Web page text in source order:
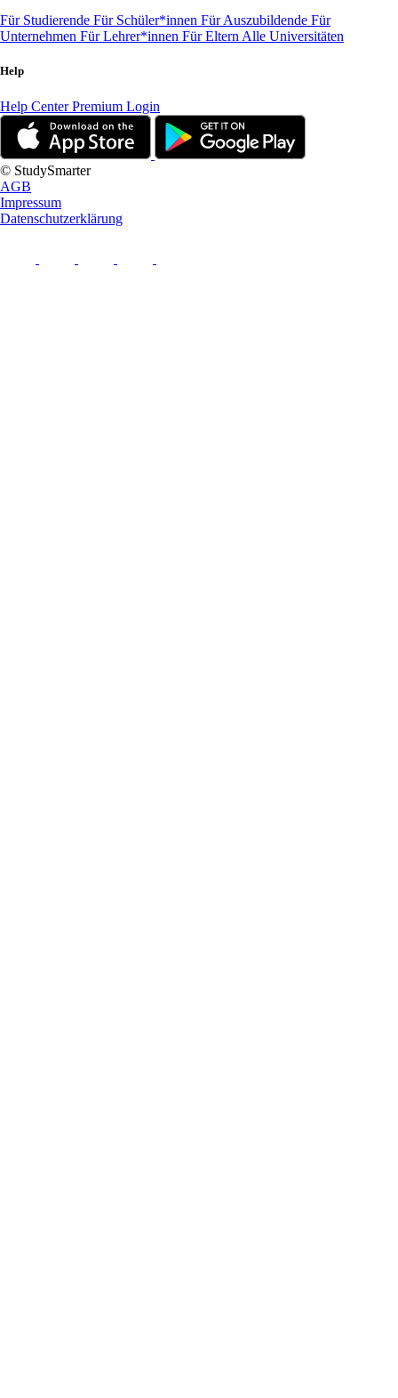
Für Studierende Für Schüler*innen Für Auszubildende Für
Unternehmen Für Lehrer*innen Für Eltern Alle Universitäten
Help
Help CenterPremium Login
© StudySmarter
AGB
Impressum
Datenschutzerklärung